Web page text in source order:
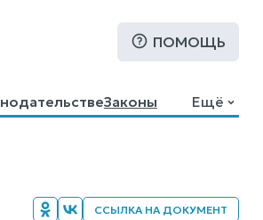
ПОМОЩЬ
Законы
Ещё
ССЫЛКА НА ДОКУМЕНТ